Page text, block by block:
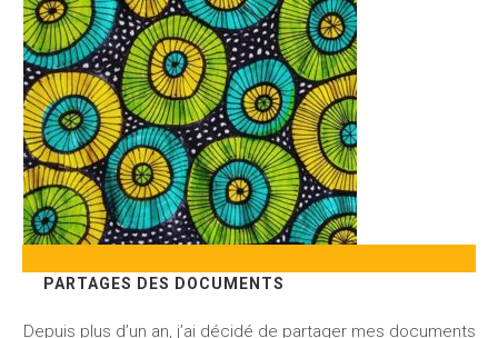
PARTAGES DES DOCUMENTS
Depuis plus d’un an, j’ai décidé de partager mes documents